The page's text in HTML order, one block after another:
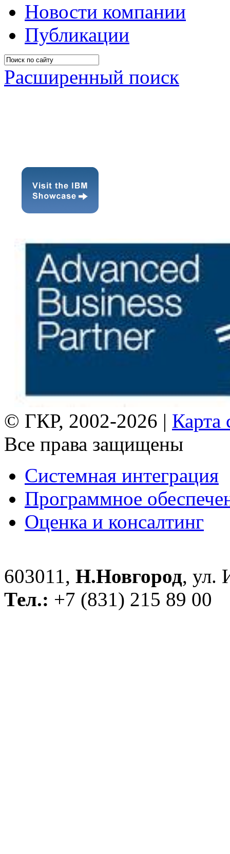
Новости компании
Публикации
Расширенный поиск
© ГКР, 2002-2026 | Карта
Все права защищены
Системная интеграция
Программное
Оценка и консалтинг
603011, Н.Новгород, ул.
Тел.: +7 (831) 215 89 00